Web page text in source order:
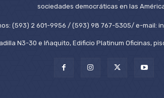
sociedades democráticas en las
(593) 2 601-9956 / (593) 98 767-5305/ e-mail:
N3-30 e Iñaquito, Edificio Platinum Oficinas,